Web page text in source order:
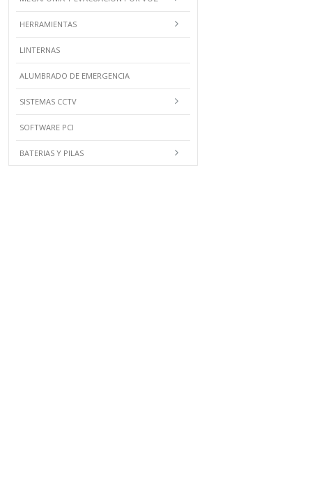
HERRAMIENTAS
LINTERNAS
ALUMBRADO DE EMERGENCIA
SISTEMAS CCTV
SOFTWARE PCI
BATERIAS Y PILAS